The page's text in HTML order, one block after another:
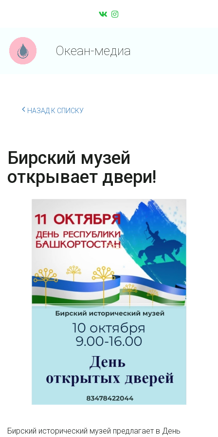
Океан-медиа
НАЗАД К СПИСКУ
Бирский музей
открывает двери!
Бирский исторический музей предлагает в День